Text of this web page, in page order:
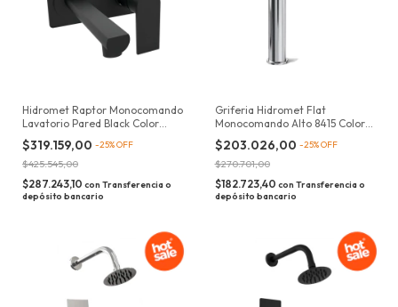
Hidromet Raptor Monocomando
Lavatorio Pared Black Color
Negro
$319.159,00 -25%OFF
$425.545,00
$287.243,10 con Transferencia o
depósito bancario
Griferia Hidromet Flat
Monocomando Alto 8415 Color
Plateado
$203.026,00 -25%OFF
$270.701,00
$182.723,40 con Transferencia o
depósito bancario